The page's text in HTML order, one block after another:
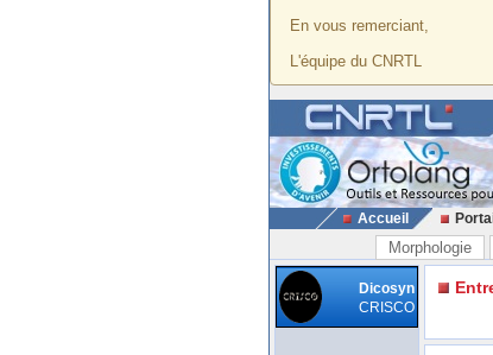
En vous remerciant,
L'équipe du CNRTL
Accueil
Morphologie
Dicosyn
CRISCO